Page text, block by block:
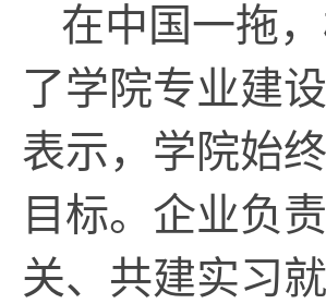
在中国一拖
了学院专业建
表示，学院始
目标。企业负
关、共建实习